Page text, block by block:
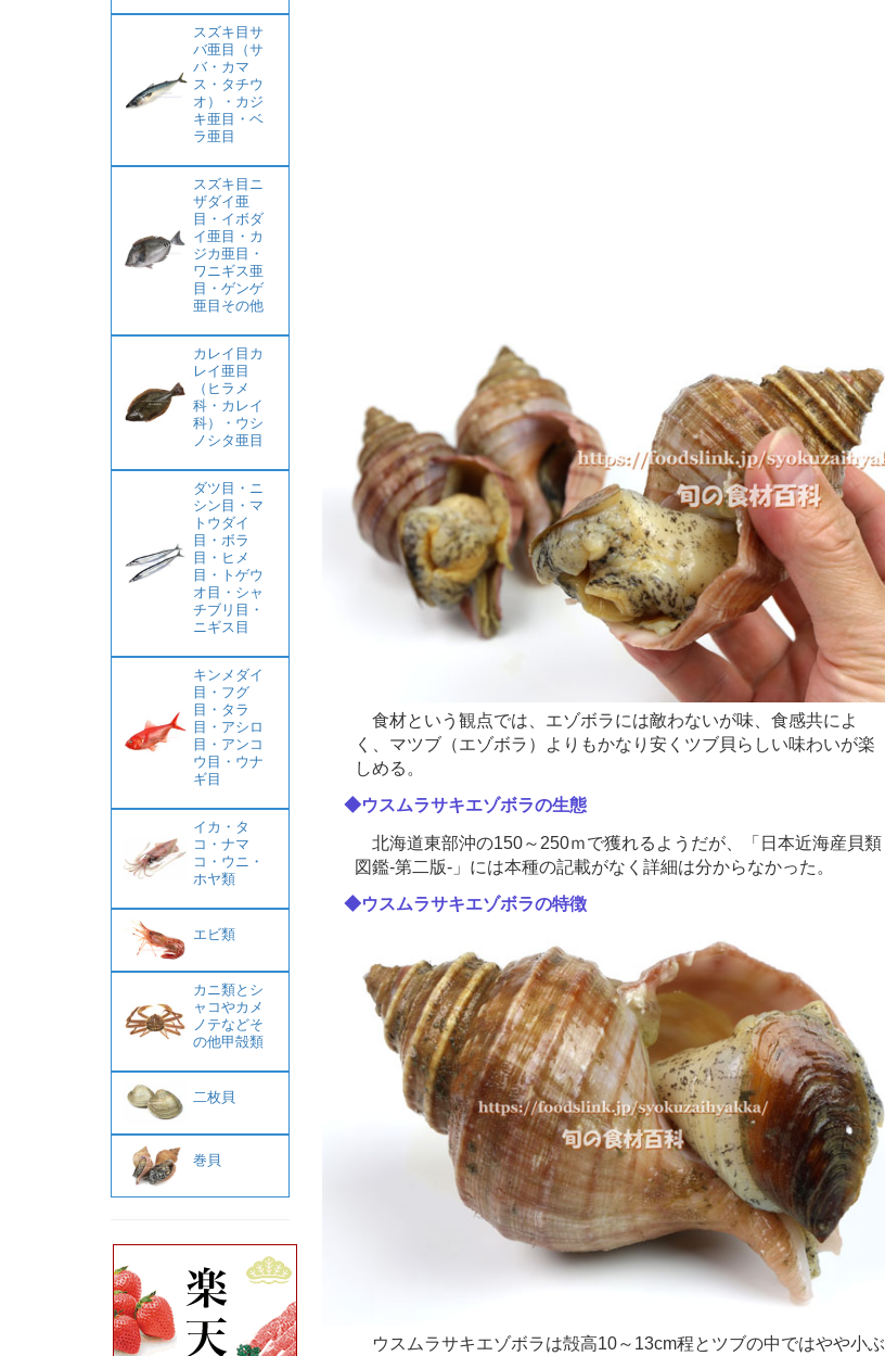
食材という観点では、エゾボラには敵わないが味、食感共によ
く、マツブ（エゾボラ）よりもかなり安くツブ貝らしい味わいが楽
しめる。
◆ウスムラサキエゾボラの生態
北海道東部沖の150～250ｍで獲れるようだが、「日本近海産貝類
図鑑‐第二版‐」には本種の記載がなく詳細は分からなかった。
◆ウスムラサキエゾボラの特徴
ウスムラサキエゾボラは殻高10～13cm程とツブの中ではやや小ぶ
スズキ目サ
バ亜目（サ
バ・カマ
ス・タチウ
オ）・カジ
キ亜目・ベ
ラ亜目
スズキ目ニ
ザダイ亜
目・イボダ
イ亜目・カ
ジカ亜目・
ワニギス亜
目・ゲンゲ
亜目その他
カレイ目カ
レイ亜目
（ヒラメ
科・カレイ
科）・ウシ
ノシタ亜目
ダツ目・ニ
シン目・マ
トウダイ
目・ボラ
目・ヒメ
目・トゲウ
オ目・シャ
チブリ目・
ニギス目
キンメダイ
目・フグ
目・タラ
目・アシロ
目・アンコ
ウ目・ウナ
ギ目
イカ・タ
コ・ナマ
コ・ウニ・
ホヤ類
エビ類
カニ類とシ
ャコやカメ
ノテなどそ
の他甲殻類
二枚貝
巻貝